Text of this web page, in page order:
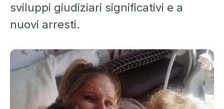
sviluppi giudiziari significativi e a
nuovi arresti.